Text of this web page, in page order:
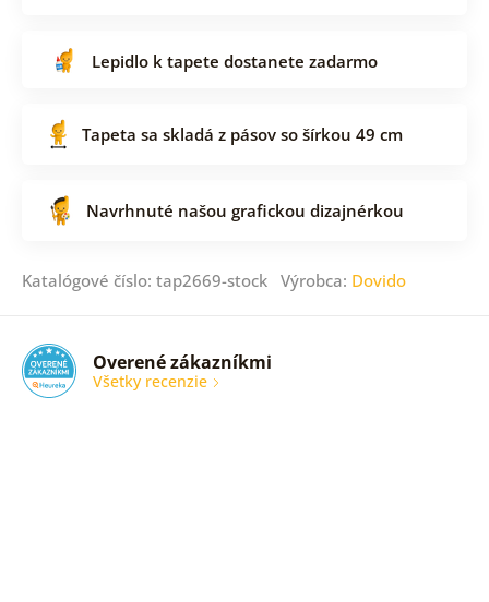
Lepidlo k tapete dostanete zadarmo
Tapeta sa skladá z pásov so šírkou 49 cm
Navrhnuté našou grafickou dizajnérkou
Katalógové číslo: tap2669-stock Výrobca: Dovido
Overené zákazníkmi
Všetky recenzie